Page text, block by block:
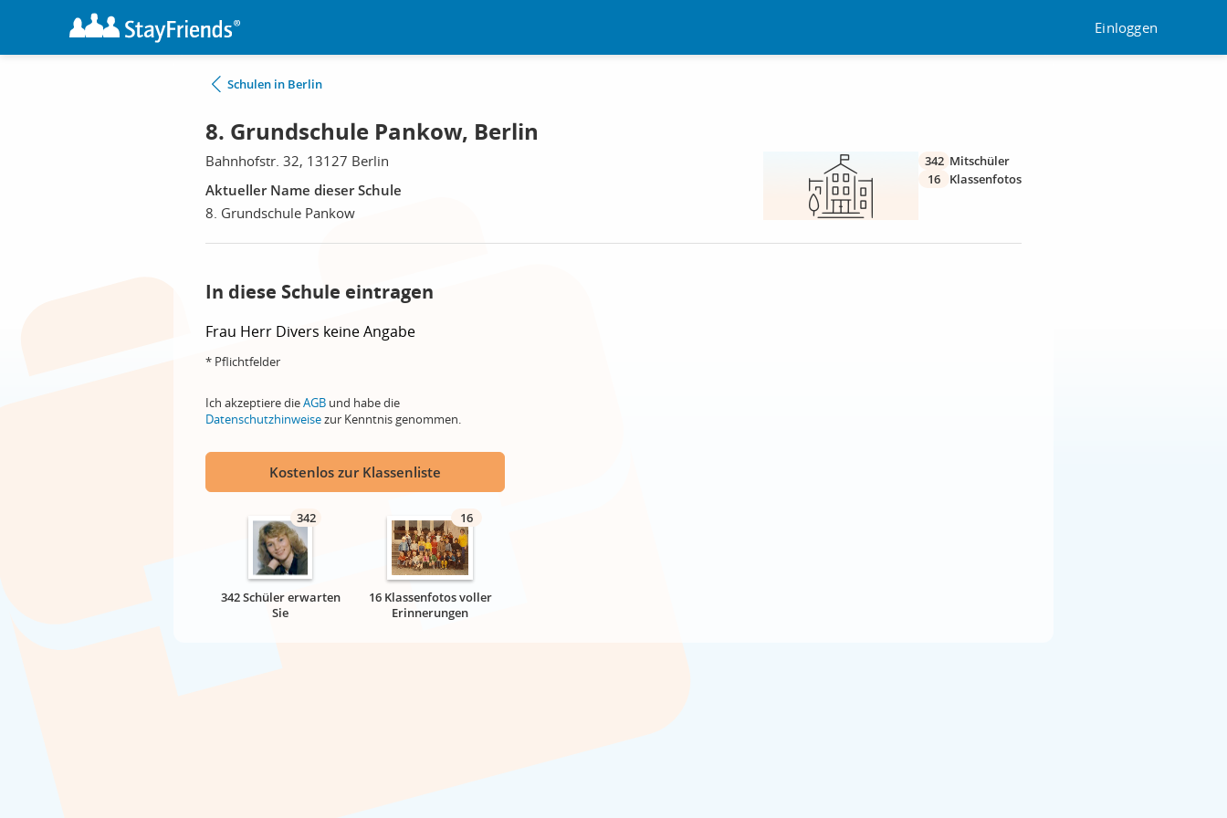
Einloggen
Schulen in Berlin
8. Grundschule Pankow, Berlin
Bahnhofstr. 32, 13127 Berlin
Aktueller Name dieser Schule
8. Grundschule Pankow
342 Mitschüler
16
Klassenfotos
In diese Schule eintragen
Frau Herr Divers keine Angabe
* Pflichtfelder
Ich akzeptiere dieAGB und habe die
Datenschutzhinweisezur Kenntnis genommen.
Kostenlos zur Klassenliste
342
342 Schüler erwarten
Sie
16
16 Klassenfotos voller
Erinnerungen